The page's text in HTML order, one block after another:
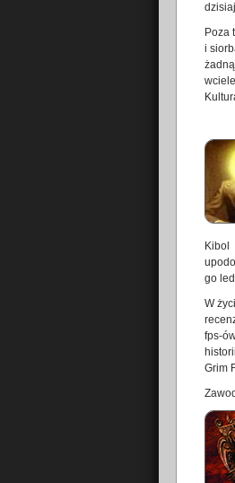
Poza
i
go
W
fps-
Grim